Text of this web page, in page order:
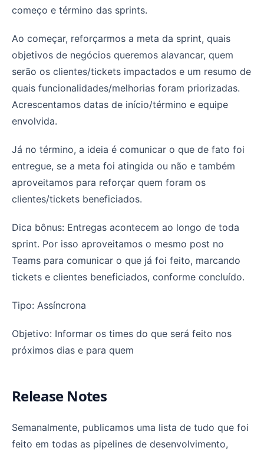
começo e término das sprints.
Ao começar, reforçarmos a meta da sprint, quais
objetivos de negócios queremos alavancar, quem
serão os clientes/tickets impactados e um resumo de
quais funcionalidades/melhorias foram priorizadas.
Acrescentamos datas de início/término e equipe
envolvida.
Já no término, a ideia é comunicar o que de fato foi
entregue, se a meta foi atingida ou não e também
aproveitamos para reforçar quem foram os
clientes/tickets beneficiados.
Dica bônus: Entregas acontecem ao longo de toda
sprint. Por isso aproveitamos o mesmo post no
Teams para comunicar o que já foi feito, marcando
tickets e clientes beneficiados, conforme concluído.
Tipo: Assíncrona
Objetivo: Informar os times do que será feito nos
próximos dias e para quem
Release Notes
Semanalmente, publicamos uma lista de tudo que foi
feito em todas as pipelines de desenvolvimento,